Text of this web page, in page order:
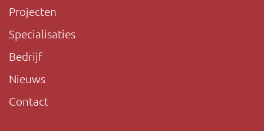
Projecten
Specialisaties
Bedrijf
Nieuws
Contact